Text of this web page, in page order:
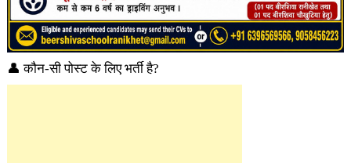
👤 कौन-सी पोस्ट के लिए भर्ती है?